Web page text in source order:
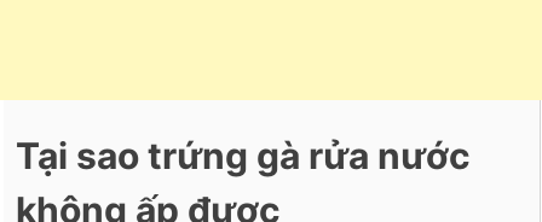
Tại sao trứng gà rửa nước
không ấp được